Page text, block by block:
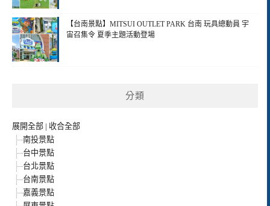
【台南景點】MITSUI OUTLET PARK 台南 玩具總動員 宇
宙召集令 夏季主題活動登場
分類
展開全部 | 收合全部
南投景點
台中景點
台北景點
台南景點
嘉義景點